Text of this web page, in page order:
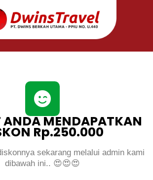
ANDA MENDAPATKAN
Rp.250.000
sekarang melalui admin kami
dibawah ini.. 😍😍😍